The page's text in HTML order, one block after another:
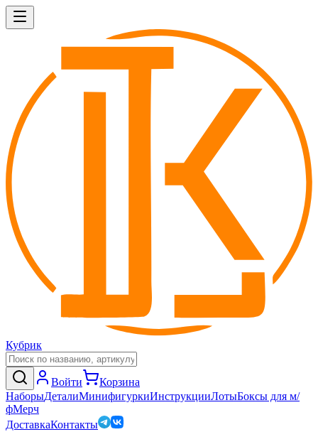
Кубрик
Войти
Корзина
НаборыДеталиМинифигуркиИнструкцииЛотыБоксы для м/
фМерч
ДоставкаКонтакты